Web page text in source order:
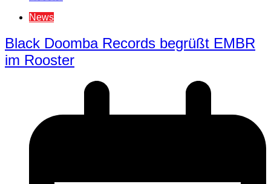
News
Black Doomba Records begrüßt EMBR
im Rooster